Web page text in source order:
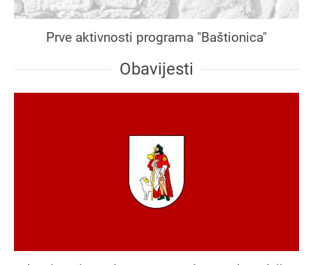
Prve aktivnosti programa "Baštionica"
Obavijesti